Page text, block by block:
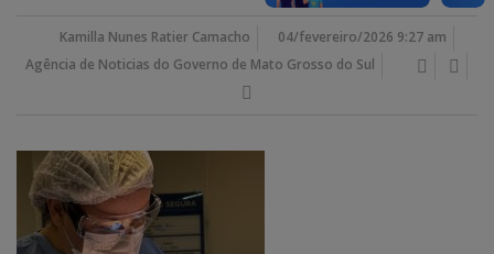
Kamilla Nunes Ratier Camacho
04/fevereiro/2026 9:27 am
Agência de Noticias do Governo de Mato Grosso do Sul